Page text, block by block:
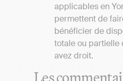
applicables en
permettent de
bénéficier de
totale ou partielle
avez droit.
Les